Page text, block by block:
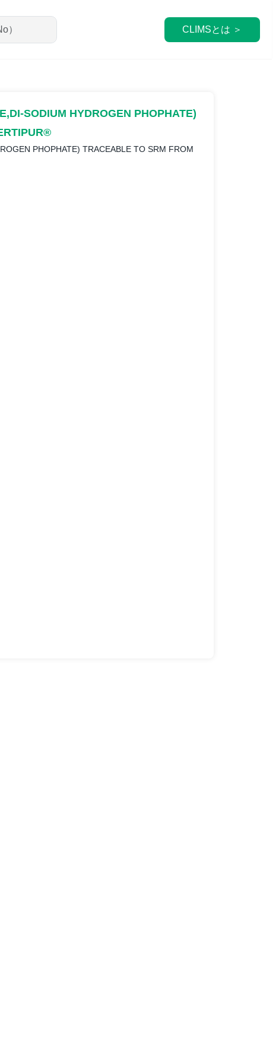
CLIMSとは ＞
SODIUM HYDROGEN PHOPHATE)
PHOPHATE) TRACEABLE TO SRM FROM